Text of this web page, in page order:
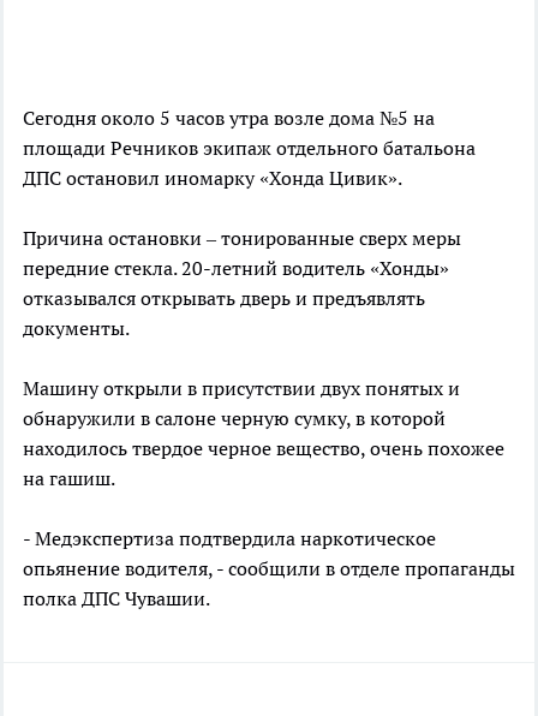
Сегодня около 5 часов утра возле дома №5 на
площади Речников экипаж отдельного батальона
ДПС остановил иномарку «Хонда Цивик».
Причина остановки – тонированные сверх меры
передние стекла. 20-летний водитель «Хонды»
отказывался открывать дверь и предъявлять
документы.
Машину открыли в присутствии двух понятых и
обнаружили в салоне черную сумку, в которой
находилось твердое черное вещество, очень похожее
на гашиш.
- Медэкспертиза подтвердила наркотическое
опьянение водителя, - сообщили в отделе пропаганды
полка ДПС Чувашии.